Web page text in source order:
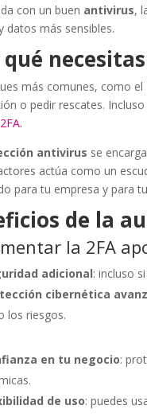
con un buen antivirus,
datos más sensibles.
qué
más comunes, como el
o pedir rescates.
2FA.
antivirus se
actúa como un
para tu empresa y para
de la
la 2FA
adicional: incluso
cibernética
los riesgos.
en tu negocio:
de uso: puedes